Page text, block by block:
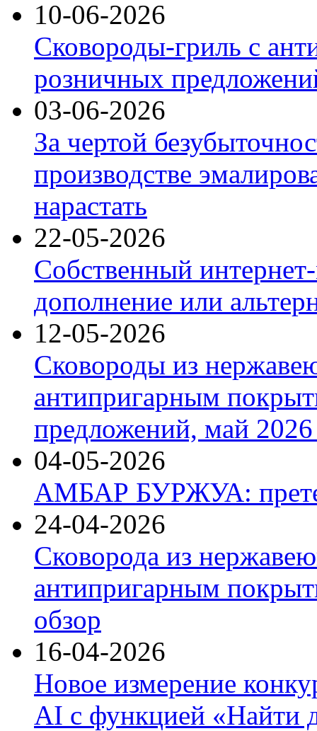
10-06-2026
Сковороды-гриль с
розничных
03-06-2026
За чертой
производстве
нарастать
22-05-2026
Собственный
дополнение или
12-05-2026
Сковороды из
антипригарным
предложений, май 2026
04-05-2026
АМБАР БУРЖУА:
24-04-2026
Сковорода из
антипригарным
обзор
16-04-2026
Новое измерение
AI с функцией «Найти